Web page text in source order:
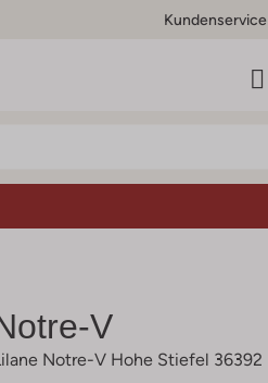
Kundenservice
V
Notre-V Hohe Stiefel 36392